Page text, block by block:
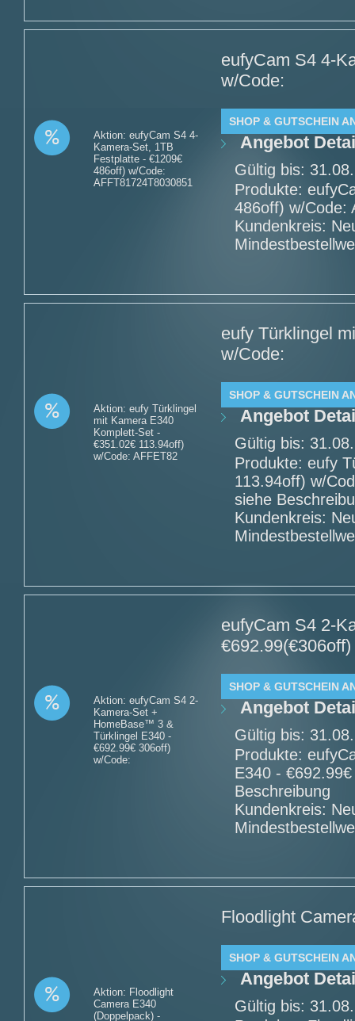
Aktion: eufyCam S4 4-
Kamera-Set, 1TB
Festplatte - €1209€
486off) w/Code:
AFFT81724T8030851
eufyCam S4 4-
w/Code:
SHOP & GUTSCHEIN
Angebot
Gültig bis:
Produkte:
486off) w/Code:
Kundenkreis:
Aktion: eufy Türklingel
mit Kamera E340
Komplett-Set -
€351.02€ 113.94off)
w/Code: AFFET82
eufy Türklingel
w/Code:
SHOP & GUTSCHEIN
Angebot
Gültig bis:
Produkte: eufy
113.94off) w/
siehe
Kundenkreis:
Aktion: eufyCam S4 2-
Kamera-Set +
HomeBase™ 3 &
Türklingel E340 -
€692.99€ 306off)
w/Code:
eufyCam S4 2-
SHOP & GUTSCHEIN
Angebot
Gültig bis:
Produkte:
E340 -
Beschreibung
Kundenkreis:
Aktion: Floodlight
Camera E340
(Doppelpack) -
Floodlight
SHOP & GUTSCHEIN
Angebot
Gültig bis: